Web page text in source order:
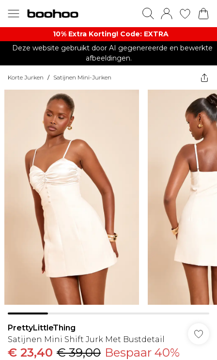
10% Extra Korting! Code: EXTRA​
Deze website gebruikt door AI gegenereerde en bewerkte
afbeeldingen.
Korte Jurken / Satijnen Mini-Jurken
PrettyLittleThing
Satijnen Mini Shift Jurk Met Bustdetail
€ 23,40 € 39,00 Bespaar 40%